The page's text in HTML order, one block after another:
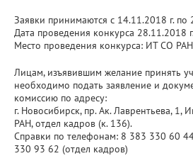
Заявки принимаются с 14.11.2018 г. по
Дата проведения конкурса 28.11.2018
Место проведения конкурса: ИТ СО РАН
Лицам, изъявившим желание принять
необходимо подать заявление и
комиссию по адресу:
г. Новосибирск, пр. Ак. Лаврентьева, 1,
РАН, отдел кадров (к. 136).
Справки по телефонам: 8 383 330 60
330 93 62 (отдел кадров)